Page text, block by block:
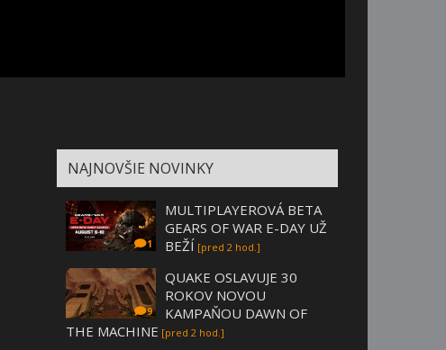
NAJNOVŠIE NOVINKY
1
MULTIPLAYEROVÁ BETA
GEARS OF WAR E-DAY UŽ
BEŽÍ [pred 2 hod.]
9
QUAKE OSLAVUJE 30
ROKOV NOVOU
KAMPAŇOU DAWN OF
THE MACHINE [pred 2 hod.]